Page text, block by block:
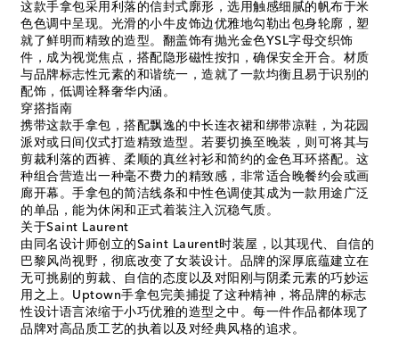
这款手拿包采用利落的信封式廓形，选用触感细腻的帆布于米
色色调中呈现。光滑的小牛皮饰边优雅地勾勒出包身轮廓，塑
就了鲜明而精致的造型。翻盖饰有抛光金色YSL字母交织饰
件，成为视觉焦点，搭配隐形磁性按扣，确保安全开合。材质
与品牌标志性元素的和谐统一，造就了一款均衡且易于识别的
配饰，低调诠释奢华内涵。
穿搭指南
携带这款手拿包，搭配飘逸的中长连衣裙和绑带凉鞋，为花园
派对或日间仪式打造精致造型。若要切换至晚装，则可将其与
剪裁利落的西裤、柔顺的真丝衬衫和简约的金色耳环搭配。这
种组合营造出一种毫不费力的精致感，非常适合晚餐约会或画
廊开幕。手拿包的简洁线条和中性色调使其成为一款用途广泛
的单品，能为休闲和正式着装注入沉稳气质。
关于Saint Laurent
由同名设计师创立的Saint Laurent时装屋，以其现代、自信的
巴黎风尚视野，彻底改变了女装设计。品牌的深厚底蕴建立在
无可挑剔的剪裁、自信的态度以及对阳刚与阴柔元素的巧妙运
用之上。Uptown手拿包完美捕捉了这种精神，将品牌的标志
性设计语言浓缩于小巧优雅的造型之中。每一件作品都体现了
品牌对高品质工艺的执着以及对经典风格的追求。